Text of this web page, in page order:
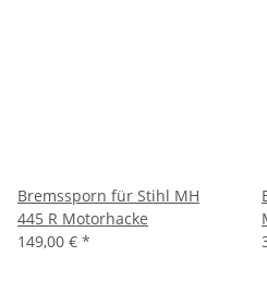
Bremssporn für Stihl MH
445 R Motorhacke
149,00 € *